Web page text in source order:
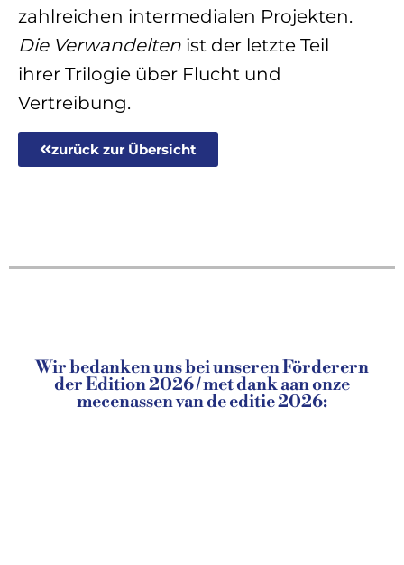
zahlreichen intermedialen Projekten.
Die Verwandelten ist der letzte Teil
ihrer Trilogie über Flucht und
Vertreibung.
zurück zur Übersicht
Wir bedanken uns bei unseren Förderern
der Edition 2026 / met dank aan onze
mecenassen van de editie 2026: